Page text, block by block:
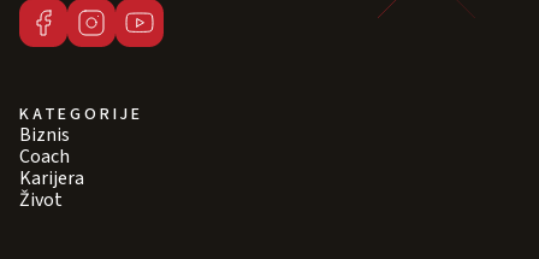
KATEGORIJE
Biznis
Coach
Karijera
Život